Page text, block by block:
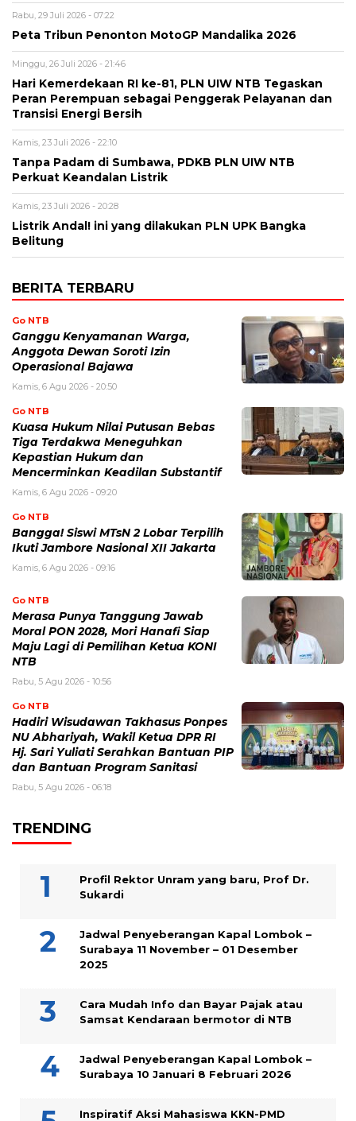
Rabu, 29 Juli 2026 - 07:22
Peta Tribun Penonton MotoGP Mandalika 2026
Minggu, 26 Juli 2026 - 21:46
Hari Kemerdekaan RI ke-81, PLN UIW NTB Tegaskan
Peran Perempuan sebagai Penggerak Pelayanan dan
Transisi Energi Bersih
Kamis, 23 Juli 2026 - 22:10
Tanpa Padam di Sumbawa, PDKB PLN UIW NTB
Perkuat Keandalan Listrik
Kamis, 23 Juli 2026 - 20:28
Listrik Andal! ini yang dilakukan PLN UPK Bangka
Belitung
BERITA TERBARU
Go NTB
Ganggu Kenyamanan Warga,
Anggota Dewan Soroti Izin
Operasional Bajawa
Kamis, 6 Agu 2026 - 20:50
Go NTB
Kuasa Hukum Nilai Putusan Bebas
Tiga Terdakwa Meneguhkan
Kepastian Hukum dan
Mencerminkan Keadilan Substantif
Kamis, 6 Agu 2026 - 09:20
Go NTB
Bangga! Siswi MTsN 2 Lobar Terpilih
Ikuti Jambore Nasional XII Jakarta
Kamis, 6 Agu 2026 - 09:16
Go NTB
Merasa Punya Tanggung Jawab
Moral PON 2028, Mori Hanafi Siap
Maju Lagi di Pemilihan Ketua KONI
NTB
Rabu, 5 Agu 2026 - 10:56
Go NTB
Hadiri Wisudawan Takhasus Ponpes
NU Abhariyah, Wakil Ketua DPR RI
Hj. Sari Yuliati Serahkan Bantuan PIP
dan Bantuan Program Sanitasi
Rabu, 5 Agu 2026 - 06:18
TRENDING
Profil Rektor Unram yang baru, Prof Dr.
Sukardi
Jadwal Penyeberangan Kapal Lombok –
Surabaya 11 November – 01 Desember
2025
Cara Mudah Info dan Bayar Pajak atau
Samsat Kendaraan bermotor di NTB
Jadwal Penyeberangan Kapal Lombok –
Surabaya 10 Januari 8 Februari 2026
Inspiratif Aksi Mahasiswa KKN-PMD